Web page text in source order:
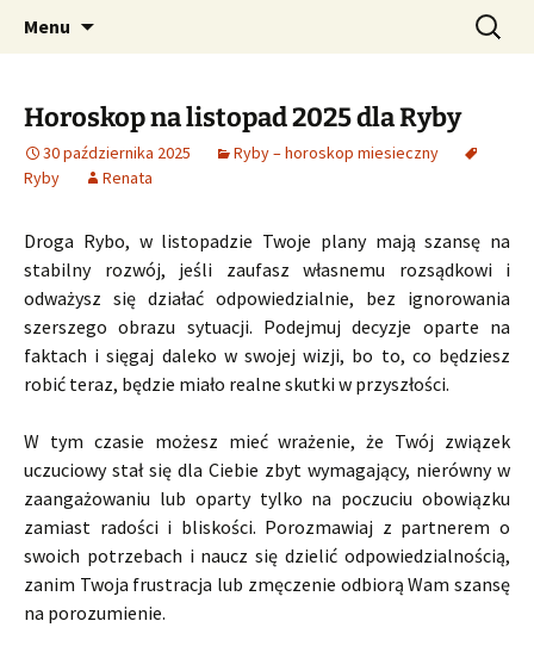
CzaroMarowy horoskop
dzienny, miesięczny i
tygodniowy
Profesjonalne przepowiednie astrologiczne
Menu Szukaj:
Horoskop na listopad 2025 dla Ryby
30 października 2025
Ryby – horoskop miesieczny
Ryby
Renata
Droga Rybo, w listopadzie Twoje plany mają szansę na
stabilny rozwój, jeśli zaufasz własnemu rozsądkowi i
odważysz się działać odpowiedzialnie, bez ignorowania
szerszego obrazu sytuacji. Podejmuj decyzje oparte na
faktach i sięgaj daleko w swojej wizji, bo to, co będziesz
robić teraz, będzie miało realne skutki w przyszłości.
W tym czasie możesz mieć wrażenie, że Twój związek
uczuciowy stał się dla Ciebie zbyt wymagający, nierówny w
zaangażowaniu lub oparty tylko na poczuciu obowiązku
zamiast radości i bliskości. Porozmawiaj z partnerem o
swoich potrzebach i naucz się dzielić odpowiedzialnością,
zanim Twoja frustracja lub zmęczenie odbiorą Wam szansę
na porozumienie.